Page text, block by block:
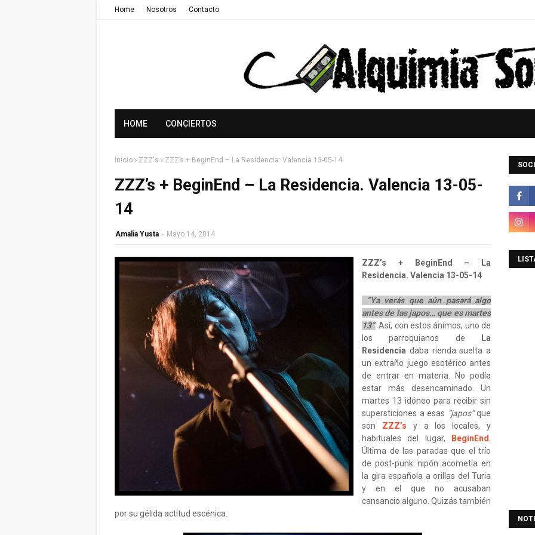
Home Nosotros Contacto
HOME CONCIERTOS
Inicio ZZZ's ZZZ’s + BeginEnd – La Residencia. Valencia 13-05-14
ZZZ’s + BeginEnd – La Residencia. Valencia 13-05-
14
Amalia Yusta - Mayo 14, 2014
ZZZ’s + BeginEnd – La
Residencia. Valencia 13-05-14
“Ya verás que aún pasará algo
antes de las japos… que es martes
13”. Así, con estos ánimos, uno de
los parroquianos de
La
Residencia daba rienda suelta a
un extraño juego esotérico antes
de entrar en materia. No podía
estar más desencaminado. Un
martes 13 idóneo para recibir sin
supersticiones a esas “japos”que
son ZZZ’s y a los locales, y
habituales del lugar,
BeginEnd
Última de las paradas que el trío
de post-punk nipón acometía en
la gira española a orillas del Turia
y en el que no acusaban
cansancio alguno. Quizás también
por su gélida actitud escénica.